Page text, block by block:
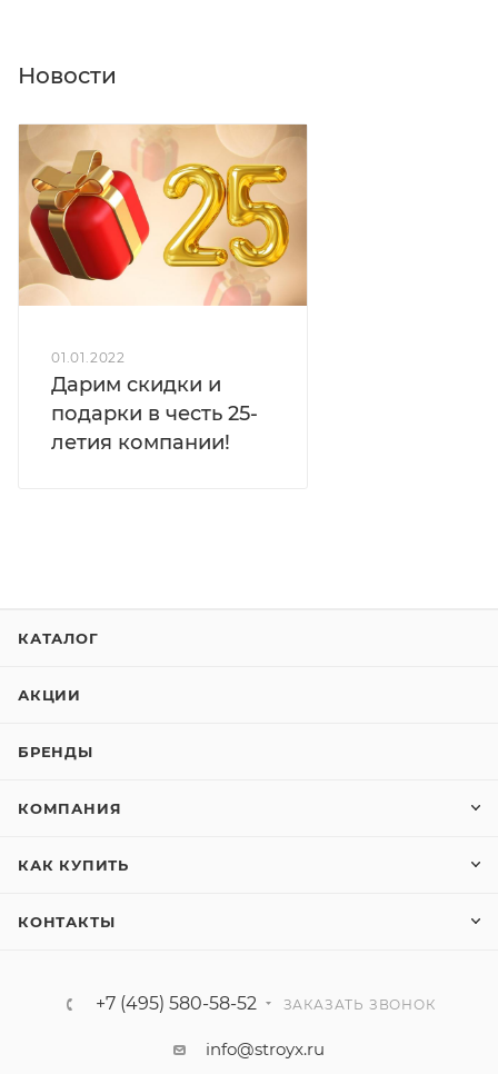
Новости
01.01.2022
Дарим скидки и
подарки в честь 25-
летия компании!
КАТАЛОГ
АКЦИИ
БРЕНДЫ
КОМПАНИЯ
КАК КУПИТЬ
КОНТАКТЫ
+7 (495) 580-58-52 ЗАКАЗАТЬ ЗВОНОК
info@stroyx.ru